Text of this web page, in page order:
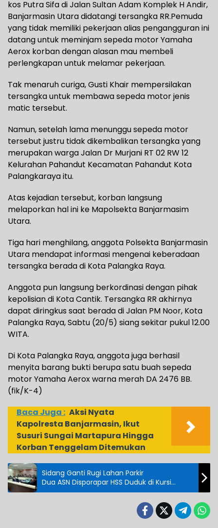
kos Putra Sifa di Jalan Sultan Adam Komplek H Andir,
Banjarmasin Utara didatangi tersangka RR.Pemuda
yang tidak memiliki pekerjaan alias pengangguran ini
datang untuk meminjam sepeda motor Yamaha
Aerox korban dengan alasan mau membeli
perlengkapan untuk melamar pekerjaan.
Tak menaruh curiga, Gusti Khair mempersilakan
tersangka untuk membawa sepeda motor jenis
matic tersebut.
Namun, setelah lama menunggu sepeda motor
tersebut justru tidak dikembalikan tersangka yang
merupakan warga Jalan Dr Murjani RT 02 RW 12
Kelurahan Pahandut Kecamatan Pahandut Kota
Palangkaraya itu.
Atas kejadian tersebut, korban langsung
melaporkan hal ini ke Mapolsekta Banjarmasim
Utara.
Tiga hari menghilang, anggota Polsekta Banjarmasin
Utara mendapat informasi mengenai keberadaan
tersangka berada di Kota Palangka Raya.
Anggota pun langsung berkordinasi dengan pihak
kepolisian di Kota Cantik. Tersangka RR akhirnya
dapat diringkus saat berada di Jalan PM Noor, Kota
Palangka Raya, Sabtu (20/5) siang sekitar pukul 12.00
WITA.
Di Kota Palangka Raya, anggota juga berhasil
menyita barang bukti berupa satu buah sepeda
motor Yamaha Aerox warna merah DA 2476 BB.
(fik/K-4)
Baca Juga : Aksi Nyata
Kapolresta Banjarmasin, Ikut
Susuri Sungai Martapura Hingga
Korban Tenggelam Ditemukan
Sidang Ganti Rugi Lahan Parkir
Dua ASN Disporapar HSS Duduk di Kursi
Terdakwa Tipikor